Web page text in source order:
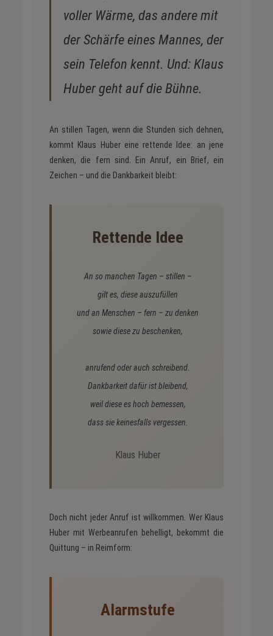
voller Wärme, das andere mit
der Schärfe eines Mannes, der
sein Telefon kennt. Und: Klaus
Huber geht auf die Bühne.
An stillen Tagen, wenn die Stunden sich dehnen,
kommt Klaus Huber eine rettende Idee: an jene
denken, die fern sind. Ein Anruf, ein Brief, ein
Zeichen – und die Dankbarkeit bleibt:
Rettende Idee
An so manchen Tagen – stillen –
gilt es, diese auszufüllen
und an Menschen – fern – zu denken
sowie diese zu beschenken,
anrufend oder auch schreibend.
Dankbarkeit dafür ist bleibend,
weil diese es hoch bemessen,
dass sie keinesfalls vergessen.
Klaus Huber
Doch nicht jeder Anruf ist willkommen. Wer Klaus
Huber mit Werbeanrufen behelligt, bekommt die
Quittung – in Reimform:
Alarmstufe